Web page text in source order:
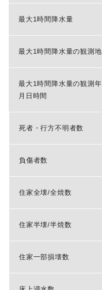
最大1時間降水量
最大1時間降水量の観測地
最大1時間降水量の観測年
月日時間
死者・行方不明者数
負傷者数
住家全壊/全焼数
住家半壊/半焼数
住家一部損壊数